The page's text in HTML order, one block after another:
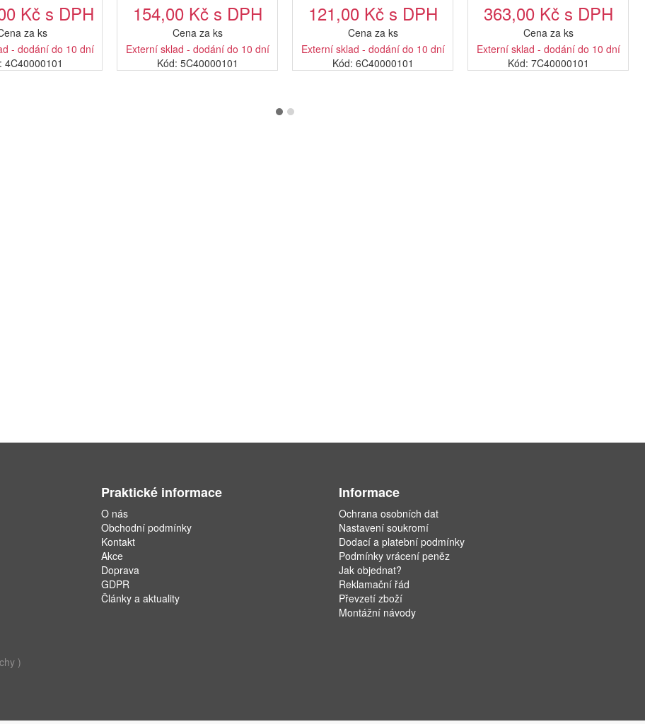
Kč s DPH
za ks
- dodání do 10 dní
4C40000101
154,00 Kč s DPH
Cena za ks
Externí sklad - dodání do 10 dní
Kód: 5C40000101
121,00 Kč s DPH
Cena za ks
Externí sklad - dodání do 10 dní
Kód: 6C40000101
363,00 Kč s DPH
Cena za ks
Externí sklad - dodání do 10 dní
Kód: 7C40000101
)
Praktické informace
O nás
Obchodní podmínky
Kontakt
Akce
Doprava
GDPR
Články a aktuality
Informace
Ochrana osobních dat
Nastavení soukromí
Dodací a platební podmínky
Podmínky vrácení peněz
Jak objednat?
Reklamační řád
Převzetí zboží
Montážní návody